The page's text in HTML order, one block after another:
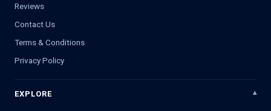
Reviews
Contact Us
Terms & Conditions
Privacy Policy
EXPLORE